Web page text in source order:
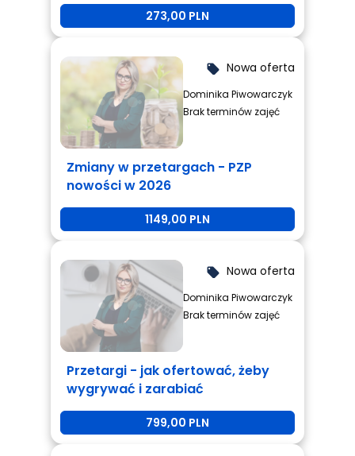
273,00 PLN
local_offer Nowa oferta
Dominika Piwowarczyk
Brak terminów zajęć
Zmiany w przetargach - PZP
nowości w 2026
1149,00 PLN
local_offer Nowa oferta
Dominika Piwowarczyk
Brak terminów zajęć
Przetargi - jak ofertować, żeby
wygrywać i zarabiać
799,00 PLN